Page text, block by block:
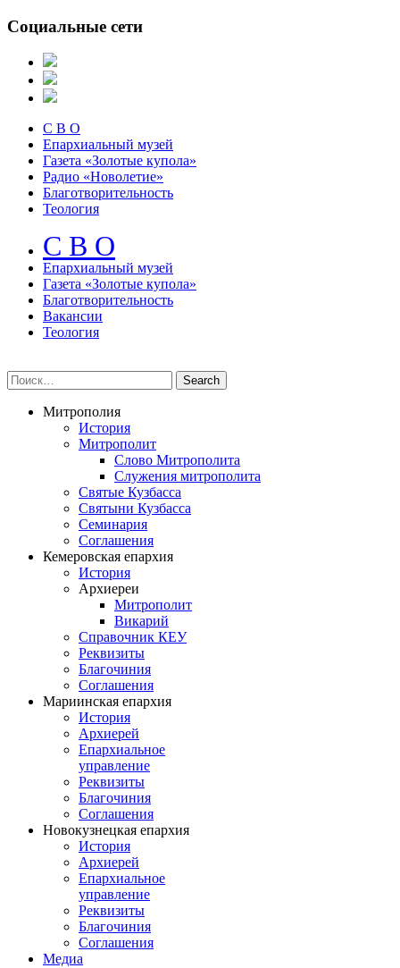
Социальные сети
С В О
Епархиальный музей
Газета «Золотые купола»
Радио «Новолетие»
Благотворительность
Теология
С В О
Епархиальный музeй
Газета «Золотые купола»
Благотворительность
Вакансии
Теология
Митрополия
История
Митрополит
Слово Митрополита
Служения митрополита
Святые Кузбасса
Святыни Кузбасса
Семинария
Соглашения
Кемеровская епархия
История
Архиереи
Митрополит
Викарий
Справочник КЕУ
Реквизиты
Благочиния
Соглашения
Мариинская епархия
История
Архиерей
Епархиальное
управление
Реквизиты
Благочиния
Соглашения
Новокузнецкая епархия
История
Архиерей
Епархиальное
управление
Реквизиты
Благочиния
Соглашения
Медиа